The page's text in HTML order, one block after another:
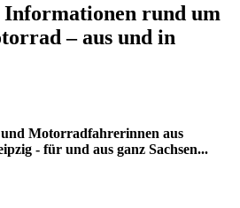
Informationen rund um
– aus und in
Motorradfahrerinnen aus
- für und aus ganz Sachsen...